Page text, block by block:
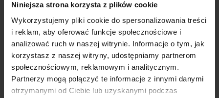
Niniejsza strona korzysta z plików cookie
Wykorzystujemy pliki cookie do spersonalizowania treści
i reklam, aby oferować funkcje społecznościowe i
analizować ruch w naszej witrynie. Informacje o tym, jak
korzystasz z naszej witryny, udostępniamy partnerom
społecznościowym, reklamowym i analitycznym.
Partnerzy mogą połączyć te informacje z innymi danymi
otrzymanymi od Ciebie lub uzyskanymi podczas
ISO 14001:2015
Download
POP